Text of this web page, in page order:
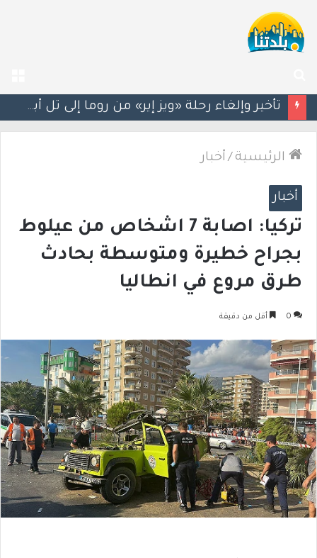
عن
سيغالوفيتش يستقيل من الكنيست.. وتقارير عن اتصالات مع القائمة العربية الموحدة
الرئيسية / أخبار
أخبار
تركيا: اصابة 7 اشخاص من عيلوط
بجراح خطيرة ومتوسطة بحادث
طرق مروع في انطاليا
0 أقل من دقيقة